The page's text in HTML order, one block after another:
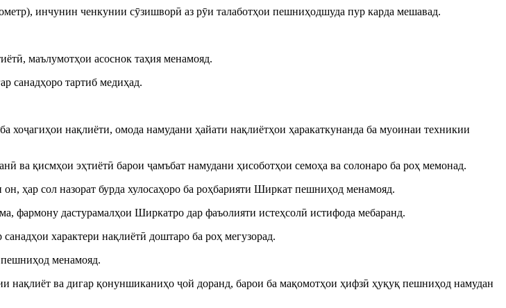
инчунин ченкунии сӯзишворӣ аз рӯи талаботҳои пешниҳодшуда пур карда мешавад.
маълумотҳои асоснок таҳия менамояд.
санадҳоро тартиб медиҳад.
хоҷагиҳои нақлиёти, омода намудани ҳайати нақлиётҳои ҳаракаткунанда ба муоинаи техникии
ва қисмҳои эҳтиётӣ барои ҷамъбат намудани ҳисоботҳои семоҳа ва солонаро ба роҳ мемонад.
ҳар сол назорат бурда хулосаҳоро ба роҳбарияти Ширкат пешниҳод менамояд.
дастурамалҳои Ширкатро дар фаъолияти истеҳсолӣ истифода мебаранд.
характери нақлиётӣ доштаро ба роҳ мегузорад.
менамояд.
нақлиёт ва дигар қонуншиканиҳо ҷой доранд, барои ба мақомотҳои ҳифзӣ ҳуқуқ пешниҳод намудан